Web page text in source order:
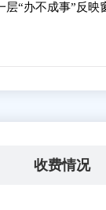
“办不成事”反映
收费情况